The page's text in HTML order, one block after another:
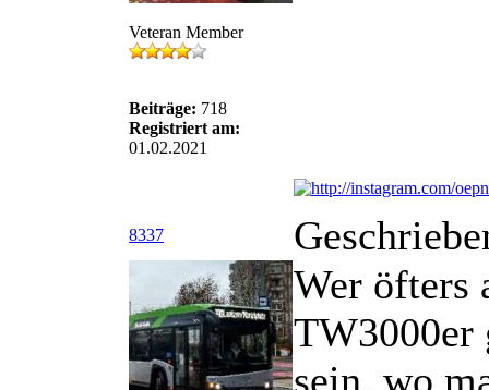
Veteran Member
Beiträge: 718
Registriert am:
01.02.2021
8337
Wer öfters
TW3000er
sein, wo